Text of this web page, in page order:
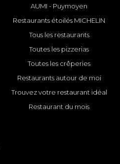
AUMI - Puymoyen
Restaurants étoilés MICHELIN
Tous les restaurants
Toutes les pizzerias
Toutes les crêperies
Restaurants autour de moi
Trouvez votre restaurant idéal
Restaurant du mois